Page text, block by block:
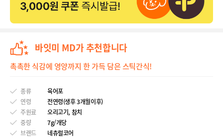
바잇미 MD가 추천합니다
촉촉한 식감에 영양까지 한 가득 담은 스틱간식!
종류
육어포
연령
전연령(생후 3개월이후)
주원료
오리고기, 참치
중량
7g/개당
브랜드
네츄럴코어